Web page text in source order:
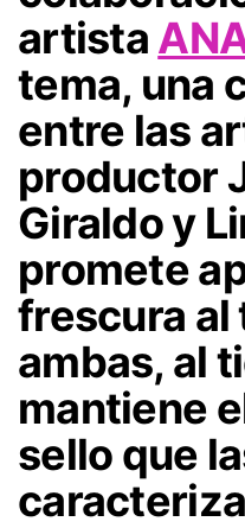
artista
tema, una
entre las
productor
Giraldo y
promete
frescura al
ambas, al
mantiene
sello que